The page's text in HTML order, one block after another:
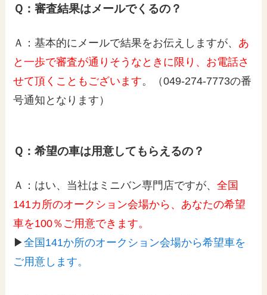
Ｑ：審査結果はメールでくるの？
Ａ：基本的にメールで結果をお伝えしますが、 あ
と一歩で審査が通りそうなときに限り、お電話さ
せて頂くこともございます。（049-274-7773の番
号通知となります）
Ｑ：希望の車は用意してもらえるの？
Ａ：はい、当社はミニバン専門店ですが、全国
141カ所のオークション会場から、あなたの希望
車を100％ご用意できます。
▶全国141か所のオークション会場から希望車を
ご用意します。